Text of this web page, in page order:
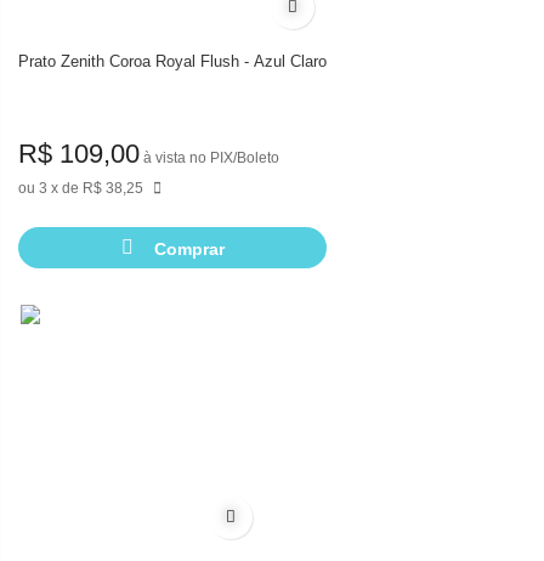
Adicionar à lista de desejos
Prato Zenith Coroa Royal Flush - Azul Claro
3 de R$ 38,25
R$ 109,00 à vista no PIX/Boleto
Comprar
Adicionar à lista de desejos